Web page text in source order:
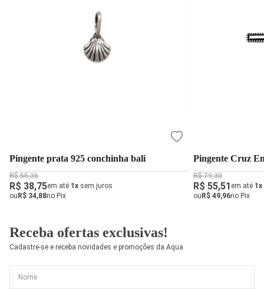
Pingente prata 925 conchinha bali
R$ 55,36
R$ 38,75em até 1x sem juros
ouR$ 34,88no Pix
Pingente Cruz
R$ 79,30
R$ 55,51 em até 1x
ouR$ 49,96no Pix
Receba ofertas exclusivas!
Cadastre-se e receba novidades e promoções da Aqua